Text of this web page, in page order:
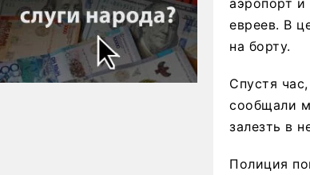
евреев. В
на борту.
Спустя
сообщали
залезть в
Полиция